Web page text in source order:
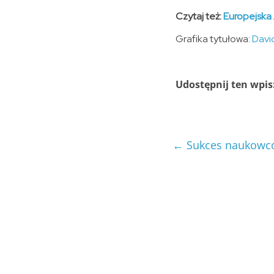
Czytaj też:Europejska
Grafika tytułowa:
Udostępnij ten
← Sukces